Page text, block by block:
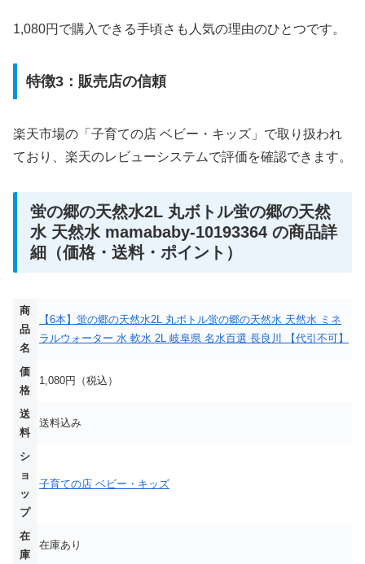
1,080円で購入できる手頃さも人気の理由のひとつです。
特徴3：販売店の信頼
楽天市場の「子育ての店 ベビー・キッズ」で取り扱われ
ており、楽天のレビューシステムで評価を確認できます。
蛍の郷の天然水2L 丸ボトル蛍の郷の天然
水 天然水 mamababy-10193364 の商品詳
細（価格・送料・ポイント）
商
品
名
【6本】蛍の郷の天然水2L 丸ボトル蛍の郷の天然水 天然水 ミネ
ラルウォーター 水 軟水 2L 岐阜県 名水百選 長良川 【代引不可】
価
格
1,080円（税込）
送
料
送料込み
シ
ョ
ッ
プ
子育ての店 ベビー・キッズ
在
庫
在庫あり